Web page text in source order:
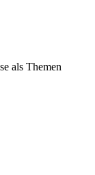
als Themen